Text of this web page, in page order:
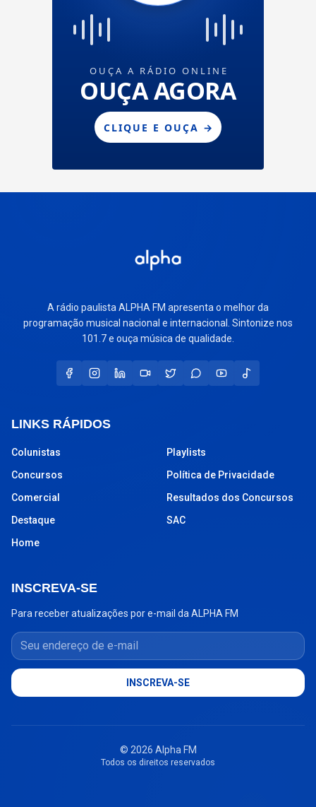
A rádio paulista ALPHA FM apresenta o melhor da
programação musical nacional e internacional. Sintonize nos
101.7 e ouça música de qualidade.
LINKS RÁPIDOS
Colunistas
Concursos
Comercial
Destaque
Home
Playlists
Política de Privacidade
Resultados dos Concursos
SAC
INSCREVA-SE
Para receber atualizações por e-mail da ALPHA FM
Seu endereço de e-mail
INSCREVA-SE
© 2026 Alpha FM
Todos os direitos reservados